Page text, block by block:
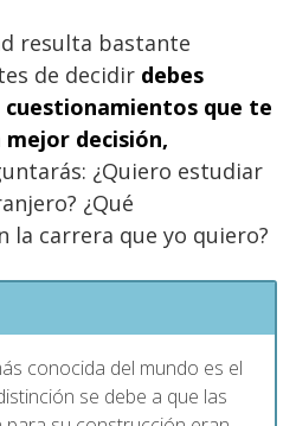
resulta bastante
de decidir debes
cuestionamientos que te
decisión,
¿Quiero estudiar
¿Qué
la carrera que yo quiero?
conocida del mundo es el
se debe a que las